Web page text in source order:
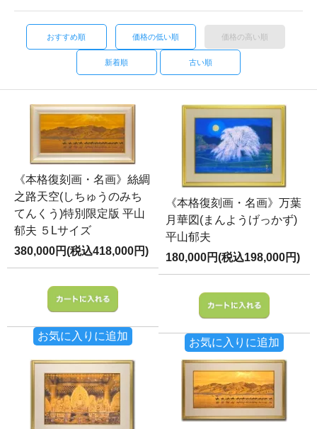
おすすめ順 価格の低い順 価格の高い順
新着順 古い順
《本格復刻画・名画》絲綢
之路天空(しちゅうのみち
てんくう)特別限定版 平山
郁夫 ５Lサイズ
380,000円(税込418,000円)
お気に入りに追加
《本格復刻画・名画》万葉
月華図(まんようげっかず)
平山郁夫
180,000円(税込198,000円)
お気に入りに追加